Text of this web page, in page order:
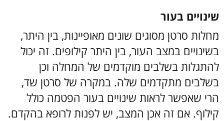
שינויים בעור
מחלות סרטן מסוגים שונים מאופיינות, בין היתר,
בשינויים במצב העור, בין היתר קילופים. זה יכול
להתגלות בשלבים מוקדמים של המחלה וכן
בשלבים מתקדמים שלה. במקרה של סרטן שד,
הרי שאפשר לראות שינויים בעור הפטמה כולל
קילוף. אם זה אכן המצב, יש לפנות לרופא בהקדם.